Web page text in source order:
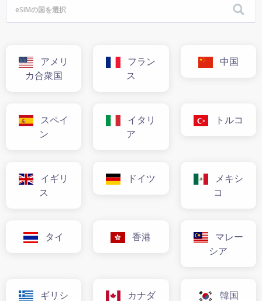
アメリ
カ合衆国
フラン
ス
中国
スペイ
ン
イタリ
ア
トルコ
イギリ
ス
ドイツ
メキシ
コ
タイ 香港
マレー
シア
ギリシ
カナダ 韓国